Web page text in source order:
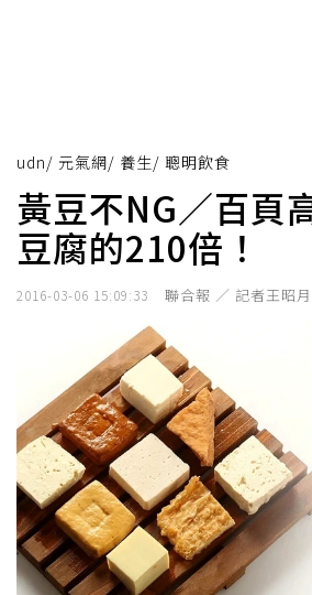
udn/ 元氣網/ 養生/ 聰明飲食
黃豆不NG／百頁
豆腐的210倍！
2016-03-06 15:09:33 聯合報 ／ 記者王昭